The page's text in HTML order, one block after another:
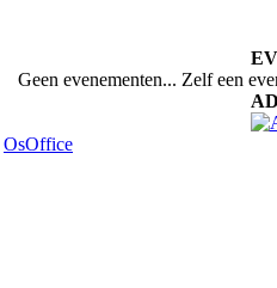
Geen evenementen... Zelf een
OsOffice